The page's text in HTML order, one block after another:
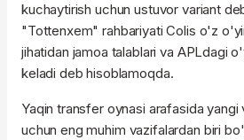
kuchaytirish uchun ustuvor variant
"Tottenxem" rahbariyati Colis o'z
jihatidan jamoa talablari va APLdagi
keladi deb hisoblamoqda.
Yaqin transfer oynasi arafasida yangi
uchun eng muhim vazifalardan biri